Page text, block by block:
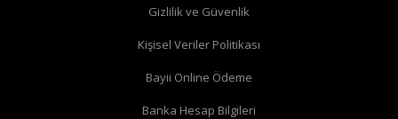
Gizlilik ve Güvenlik
Kişisel Veriler Politikası
Bayii Online Ödeme
Banka Hesap Bilgileri